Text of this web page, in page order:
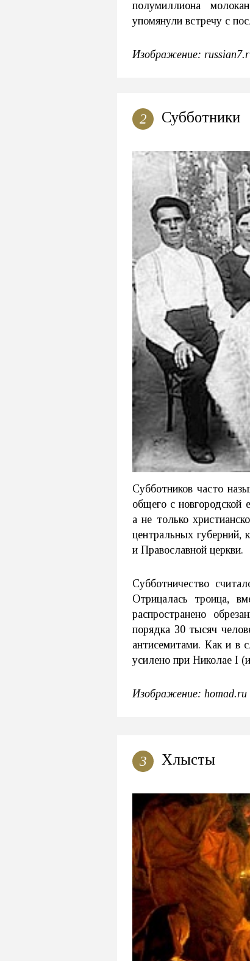
полумиллиона
упомянули встречу с
Изображение:
2 Субботники
Субботников часто
общего с
а не только
центральных губерний,
и Православной церкви.
Субботничество
Отрицалась троица,
распространено
порядка 30 тысяч
антисемитами. Как и в
усилено при Николае I
Изображение: homad.ru
3 Хлысты